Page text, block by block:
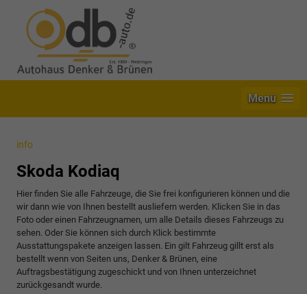
Menü
info
Skoda Kodiaq
Hier finden Sie alle Fahrzeuge, die Sie frei konfigurieren können und die
wir dann wie von Ihnen bestellt ausliefern werden. Klicken Sie in das
Foto oder einen Fahrzeugnamen, um alle Details dieses Fahrzeugs zu
sehen. Oder Sie können sich durch Klick bestimmte
Ausstattungspakete anzeigen lassen. Ein gilt Fahrzeug gillt erst als
bestellt wenn von Seiten uns, Denker & Brünen, eine
Auftragsbestätigung zugeschickt und von Ihnen unterzeichnet
zurückgesandt wurde.